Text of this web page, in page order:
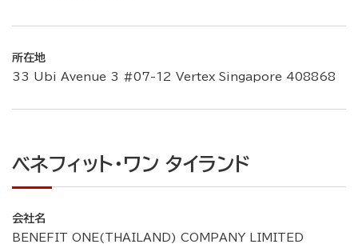
所在地
33 Ubi Avenue 3 #07-12 Vertex Singapore 408868
ベネフィット・ワン タイランド
会社名
BENEFIT ONE(THAILAND) COMPANY LIMITED